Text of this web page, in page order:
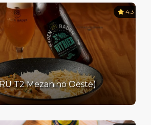
4.3
T2 Mezanino Oeste)